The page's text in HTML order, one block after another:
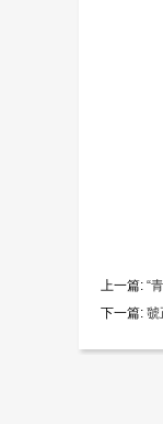
上一篇: “
下一篇: 虢